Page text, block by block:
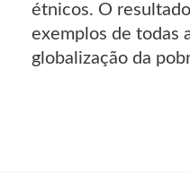
étnicos. O
exemplos de todas
globalização da